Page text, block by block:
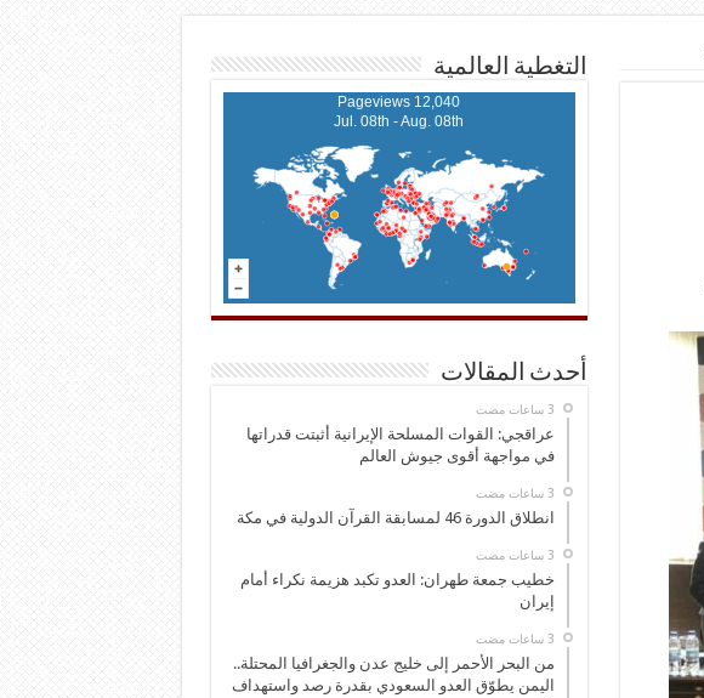
التغطية العالمية
12,040 Pageviews
Jul. 08th - Aug. 08th
أحدث المقالات
عراقجي: القوات المسلحة الإيرانية أثبتت قدراتها
في مواجهة أقوى جيوش العالم
انطلاق الدورة 46 لمسابقة القرآن الدولية في مكة
خطيب جمعة طهران: العدو تكبد هزيمة نكراء أمام
إيران
من البحر الأحمر إلى خليج عدن والجغرافيا المحتلة..
اليمن يطوّق العدو السعودي بقدرة رصد واستهداف